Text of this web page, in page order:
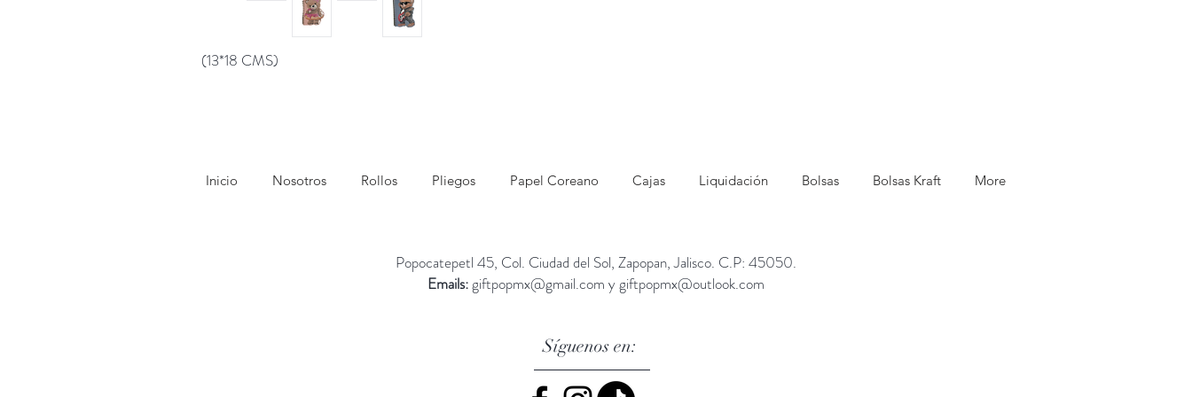
(13*18 CMS)
Inicio Nosotros Rollos Pliegos Papel Coreano Cajas Liquidación Bolsas Bolsas Kraft More
Popocatepetl 45, Col. Ciudad del Sol, Zapopan, Jalisco. C.P: 45050.
Emails:giftpopmx@gmail.com ygiftpopmx@outlook.com
Síguenos en: